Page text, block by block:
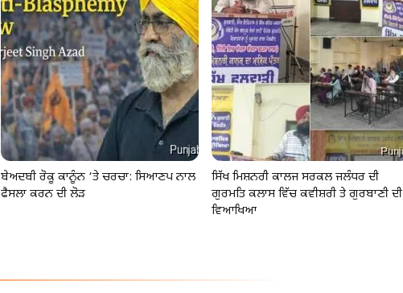
ਬੇਅਦਬੀ ਰੋਕੂ ਕਾਨੂੰਨ ‘ਤੇ ਚਰਚਾ: ਸਿਆਣਪ ਨਾਲ
ਫੈਸਲਾ ਕਰਨ ਦੀ ਲੋੜ
ਸਿੱਖ ਮਿਸ਼ਨਰੀ ਕਾਲਜ ਸਰਕਲ ਜਲੰਧਰ ਦੀ
ਗੁਰਮਤਿ ਕਲਾਸ ਵਿੱਚ ਕਵੀਸ਼ਰੀ ਤੇ ਗੁਰਬਾਣੀ ਦੀ
ਵਿਆਖਿਆ